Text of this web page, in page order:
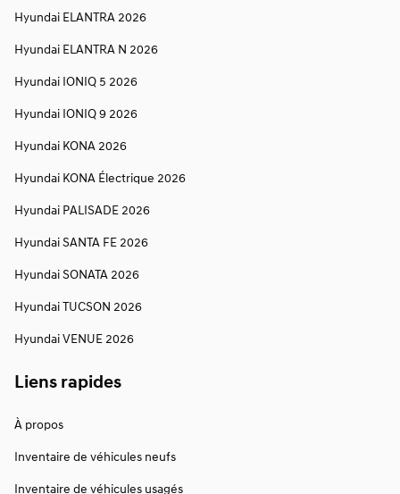
Hyundai ELANTRA 2026
Hyundai ELANTRA N 2026
Hyundai IONIQ 5 2026
Hyundai IONIQ 9 2026
Hyundai KONA 2026
Hyundai KONA Électrique 2026
Hyundai PALISADE 2026
Hyundai SANTA FE 2026
Hyundai SONATA 2026
Hyundai TUCSON 2026
Hyundai VENUE 2026
Liens rapides
À propos
Inventaire de véhicules neufs
Inventaire de véhicules usagés